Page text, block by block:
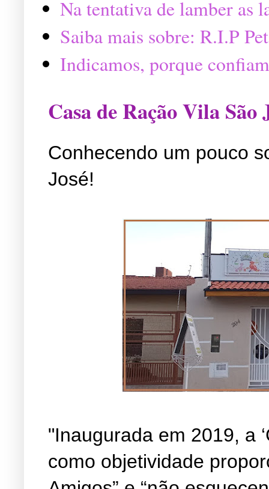
Na tentativa de lamber as
Saiba mais sobre: R.I.P
Indicamos, porque
Casa de Ração Vila São
Conhecendo um pouco
José!
"Inaugurada em 2019, a
como objetividade